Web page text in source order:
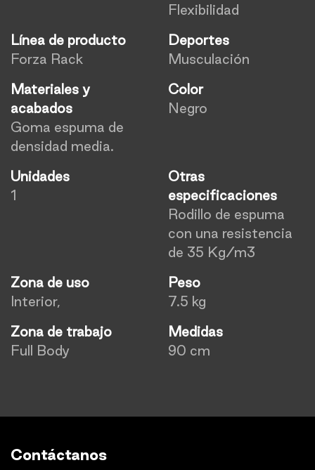
Flexibilidad
Línea de producto
Forza Rack
Deportes
Musculación
Materiales y
acabados
Goma espuma de
densidad media.
Color
Negro
Unidades
1
Otras
especificaciones
Rodillo de espuma
con una resistencia
de 35 Kg/m3
Zona de uso
Interior,
Peso
7.5 kg
Zona de trabajo
Full Body
Medidas
90 cm
Contáctanos